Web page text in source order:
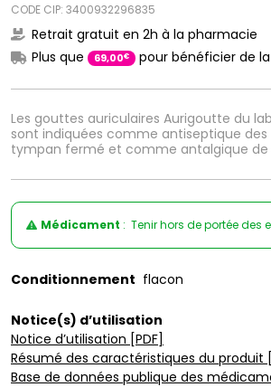
Les gouttes auriculaires Aurigoutte du
sont indiquées comme antiseptique
tympan fermé et comme antalgique de
CODE CIP: 3400932296835
Retrait gratuit en 2h à la pharmacie
Plus que
69,00€ pour bénéficier de
Médicament : Tenir hors de portée des
Conditionnement flacon
Notice(s) d’utilisation
Notice d’utilisation [PDF]
Résumé des caractéristiques du produit
Base de données publique des